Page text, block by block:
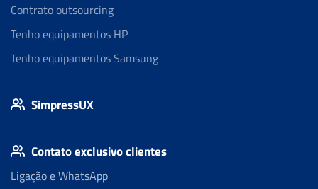
Contrato outsourcing
Tenho equipamentos HP
Tenho equipamentos Samsung
SimpressUX
Contato exclusivo clientes
Ligação e WhatsApp